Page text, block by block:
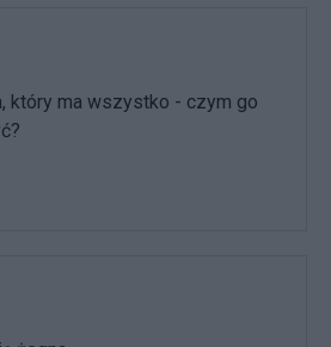
który ma wszystko - czym go